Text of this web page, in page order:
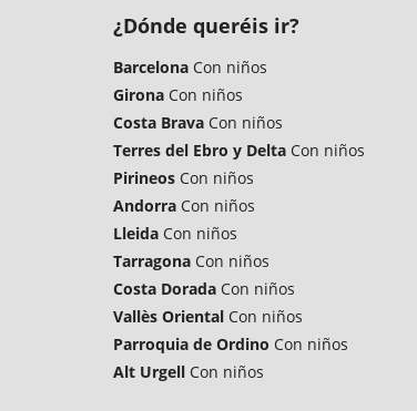
¿Dónde queréis ir?
Barcelona Con niños
Girona Con niños
Costa Brava Con niños
Terres del Ebro y Delta Con niños
Pirineos Con niños
Andorra Con niños
Lleida Con niños
Tarragona Con niños
Costa Dorada Con niños
Vallès Oriental Con niños
Parroquia de Ordino Con niños
Alt Urgell Con niños